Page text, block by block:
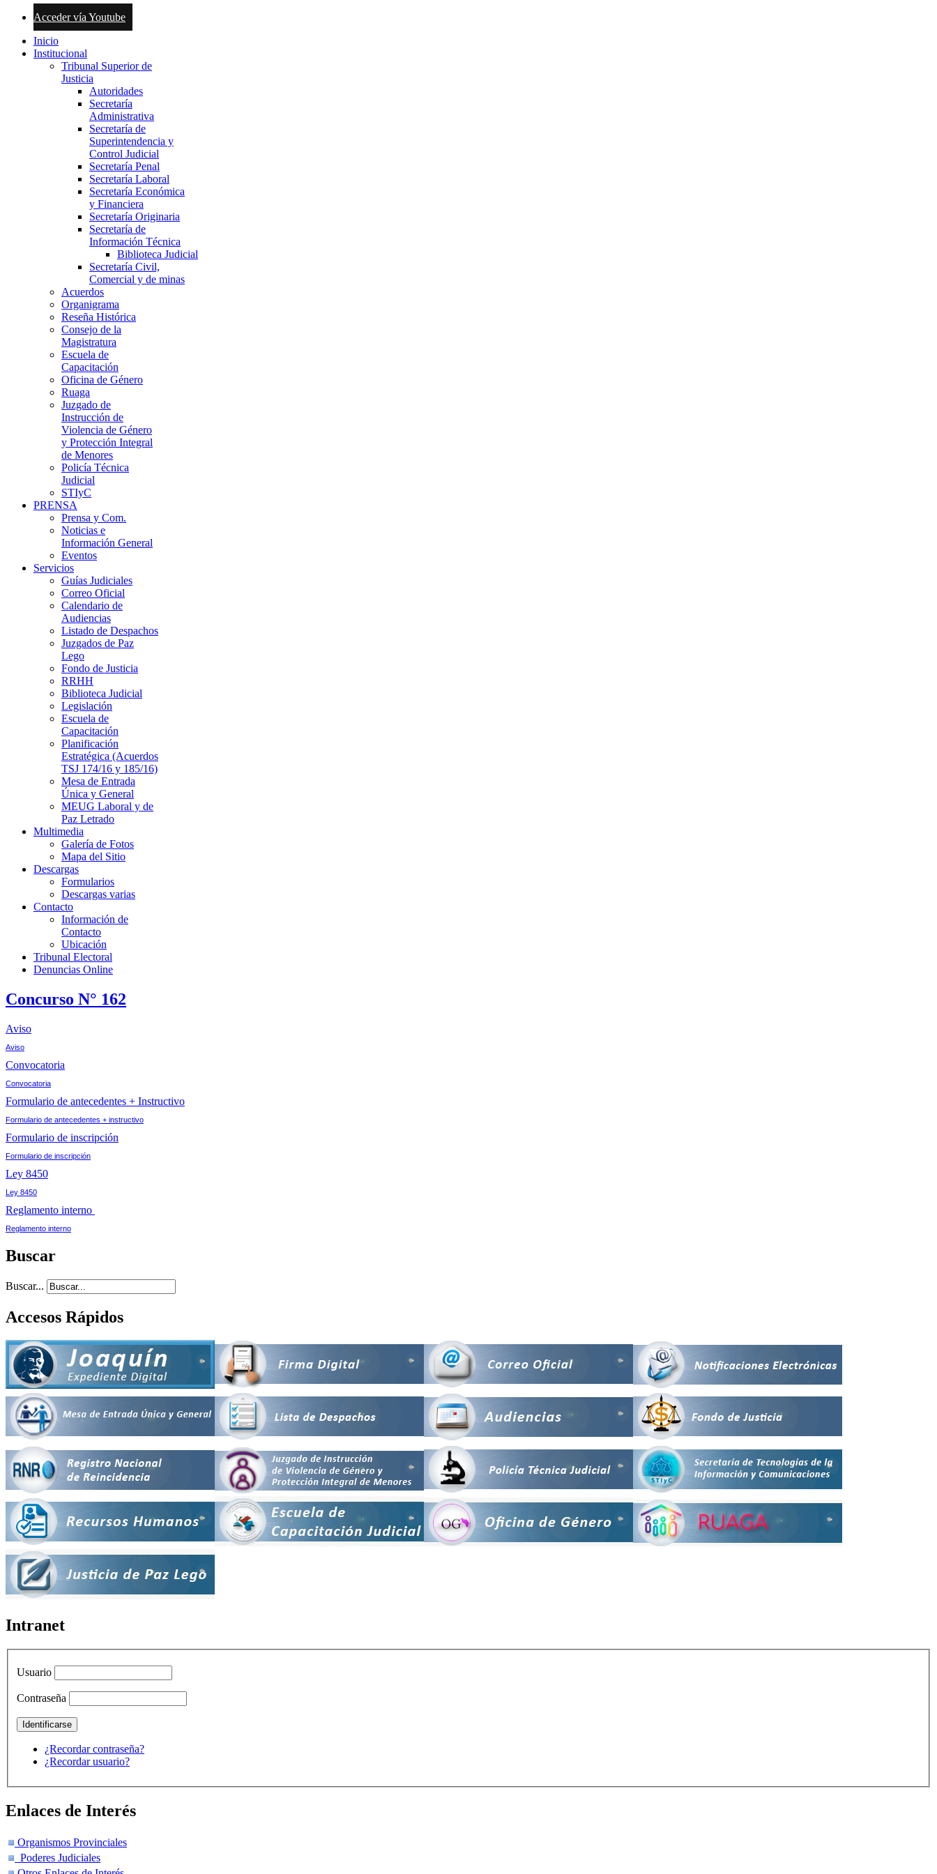
Acceder vía Youtube
Inicio
Institucional
Tribunal Superior de
Justicia
Autoridades
Secretaría
Administrativa
Secretaría de
Superintendencia y
Control Judicial
Secretaría Penal
Secretaría Laboral
Secretaría Económica
y Financiera
Secretaría Originaria
Secretaría de
Información Técnica
Biblioteca Judicial
Secretaría Civil,
Comercial y de minas
Acuerdos
Organigrama
Reseña Histórica
Consejo de la
Magistratura
Escuela de
Capacitación
Oficina de Género
Ruaga
Juzgado de
Instrucción de
Violencia de Género
y Protección Integral
de Menores
Policía Técnica
Judicial
STIyC
PRENSA
Prensa y Com.
Noticias e
Información General
Eventos
Servicios
Guías Judiciales
Correo Oficial
Calendario de
Audiencias
Listado de Despachos
Juzgados de Paz
Lego
Fondo de Justicia
RRHH
Biblioteca Judicial
Legislación
Escuela de
Capacitación
Planificación
Estratégica (Acuerdos
TSJ 174/16 y 185/16)
Mesa de Entrada
Única y General
MEUG Laboral y de
Paz Letrado
Multimedia
Galería de Fotos
Mapa del Sitio
Descargas
Formularios
Descargas varias
Contacto
Información de
Contacto
Ubicación
Tribunal Electoral
Denuncias Online
Concurso N° 162
Aviso
Aviso
Convocatoria
Convocatoria
Formulario de antecedentes + Instructivo
Formulario de antecedentes + instructivo
Formulario de inscripción
Formulario de inscripción
Ley 8450
Ley 8450
Reglamento interno
Reglamento interno
Buscar
Buscar...
Accesos Rápidos
Intranet
Usuario
Contraseña
¿Recordar contraseña?
¿Recordar usuario?
Enlaces de Interés
Organismos Provinciales
Poderes Judiciales